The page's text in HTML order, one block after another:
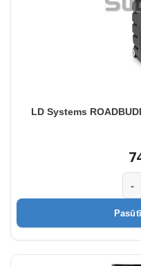
LD Systems
-